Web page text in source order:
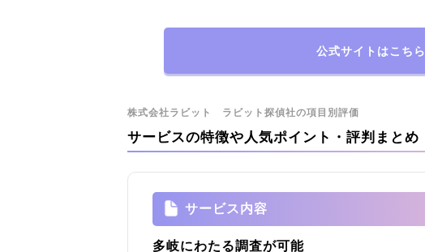
公式サイトはこちら
株式会社ラビット ラビット探偵社の項目別評価
サービスの特徴や人気ポイント・評判まとめ
サービス内容
多岐にわたる調査が可能